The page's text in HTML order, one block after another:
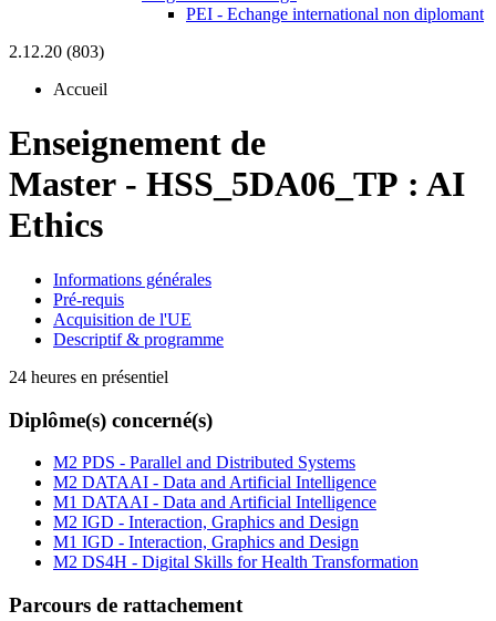
PEI - Echange international non diplomant
2.12.20 (803)
Accueil
Enseignement de
Master - HSS_5DA06_TP : AI
Ethics
Informations générales
Pré-requis
Acquisition de l'UE
Descriptif & programme
24 heures en présentiel
Diplôme(s) concerné(s)
M2 PDS - Parallel and Distributed Systems
M2 DATAAI - Data and Artificial Intelligence
M1 DATAAI - Data and Artificial Intelligence
M2 IGD - Interaction, Graphics and Design
M1 IGD - Interaction, Graphics and Design
M2 DS4H - Digital Skills for Health Transformation
Parcours de rattachement